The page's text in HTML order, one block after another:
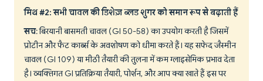
मिथ #2: सभी चावल की डिशेज़ ब्लड शुगर को समान रूप से बढ़ाती हैं
सच: बिरयानी बासमती चावल (GI 50-58) का उपयोग करती है जिसमें
प्रोटीन और फैट कार्ब्स के अवशोषण को धीमा करते हैं। यह सफेद जैस्मीन
चावल (GI 109) या मीठी तैयारी की तुलना में कम ग्लाइसेमिक प्रभाव देता
है। व्यक्तिगत GI प्रतिक्रिया तैयारी, पोर्शन, और आप क्या खाते हैं इस पर